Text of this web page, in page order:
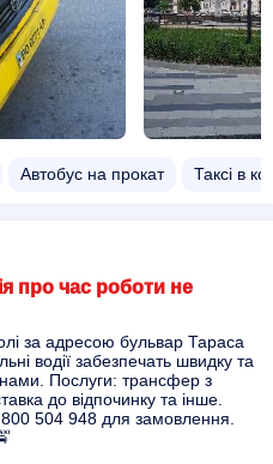
Автобус на прокат Таксі в
про час роботи не
за адресою бульвар Тараса
водії забезпечать швидку та
Послуги: трансфер з
до відпочинку та інше.
504 948 для замовлення.